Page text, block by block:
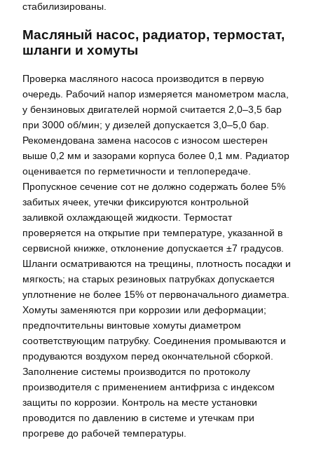
стабилизированы.
Масляный насос, радиатор, термостат,
шланги и хомуты
Проверка масляного насоса производится в первую
очередь. Рабочий напор измеряется манометром масла,
у бензиновых двигателей нормой считается 2,0–3,5 бар
при 3000 об/мин; у дизелей допускается 3,0–5,0 бар.
Рекомендована замена насосов с износом шестерен
выше 0,2 мм и зазорами корпуса более 0,1 мм. Радиатор
оценивается по герметичности и теплопередаче.
Пропускное сечение сот не должно содержать более 5%
забитых ячеек, утечки фиксируются контрольной
заливкой охлаждающей жидкости. Термостат
проверяется на открытие при температуре, указанной в
сервисной книжке, отклонение допускается ±7 градусов.
Шланги осматриваются на трещины, плотность посадки и
мягкость; на старых резиновых патрубках допускается
уплотнение не более 15% от первоначального диаметра.
Хомуты заменяются при коррозии или деформации;
предпочтительны винтовые хомуты диаметром
соответствующим патрубку. Соединения промываются и
продуваются воздухом перед окончательной сборкой.
Заполнение системы производится по протоколу
производителя с применением антифриза с индексом
защиты по коррозии. Контроль на месте установки
проводится по давлению в системе и утечкам при
прогреве до рабочей температуры.